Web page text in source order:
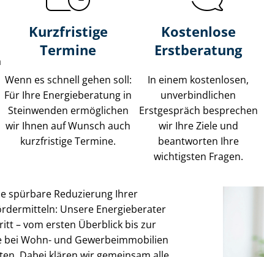
Kurzfristige
Termine
Wenn es schnell gehen soll:
Für Ihre Energieberatung in
Steinwenden ermöglichen
wir Ihnen auf Wunsch auch
kurzfristige Termine.
Kostenlose
Erstberatung
In einem kostenlosen,
unverbindlichen
Erstgespräch besprechen
wir Ihre Ziele und
beantworten Ihre
wichtigsten Fragen.
spürbare Reduzierung Ihrer
Unsere Energieberater
– vom ersten Überblick bis zur
Wohn- und Ge­wer­be­im­mo­bi­li­en